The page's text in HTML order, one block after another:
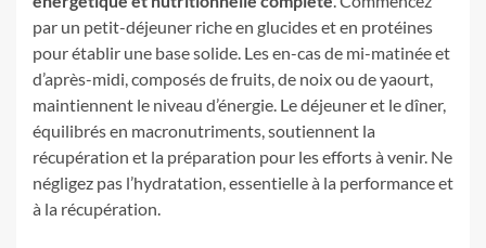
par un petit-déjeuner riche en glucides et en protéines
pour établir une base solide. Les en-cas de mi-matinée et
d’après-midi, composés de fruits, de noix ou de yaourt,
maintiennent le niveau d’énergie. Le déjeuner et le dîner,
équilibrés en macronutriments, soutiennent la
récupération et la préparation pour les efforts à venir. Ne
négligez pas l’hydratation, essentielle à la performance et
à la récupération.